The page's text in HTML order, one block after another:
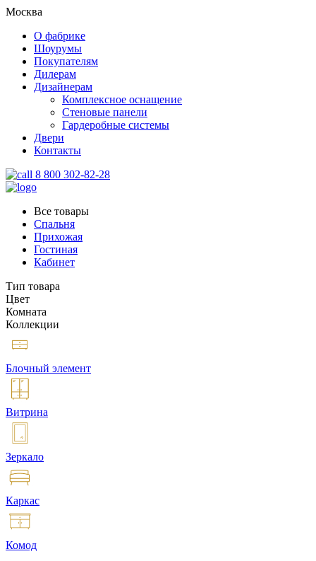
Москва
О фабрике
Шоурумы
Покупателям
Дилерам
Дизайнерам
Комплексное оснащение
Стеновые панели
Гардеробные системы
Двери
Контакты
8 800 302-82-28
Все товары
Спальня
Прихожая
Гостиная
Кабинет
Тип товара
Цвет
Комната
Коллекции
Блочный элемент
Витрина
Зеркало
Каркас
Комод